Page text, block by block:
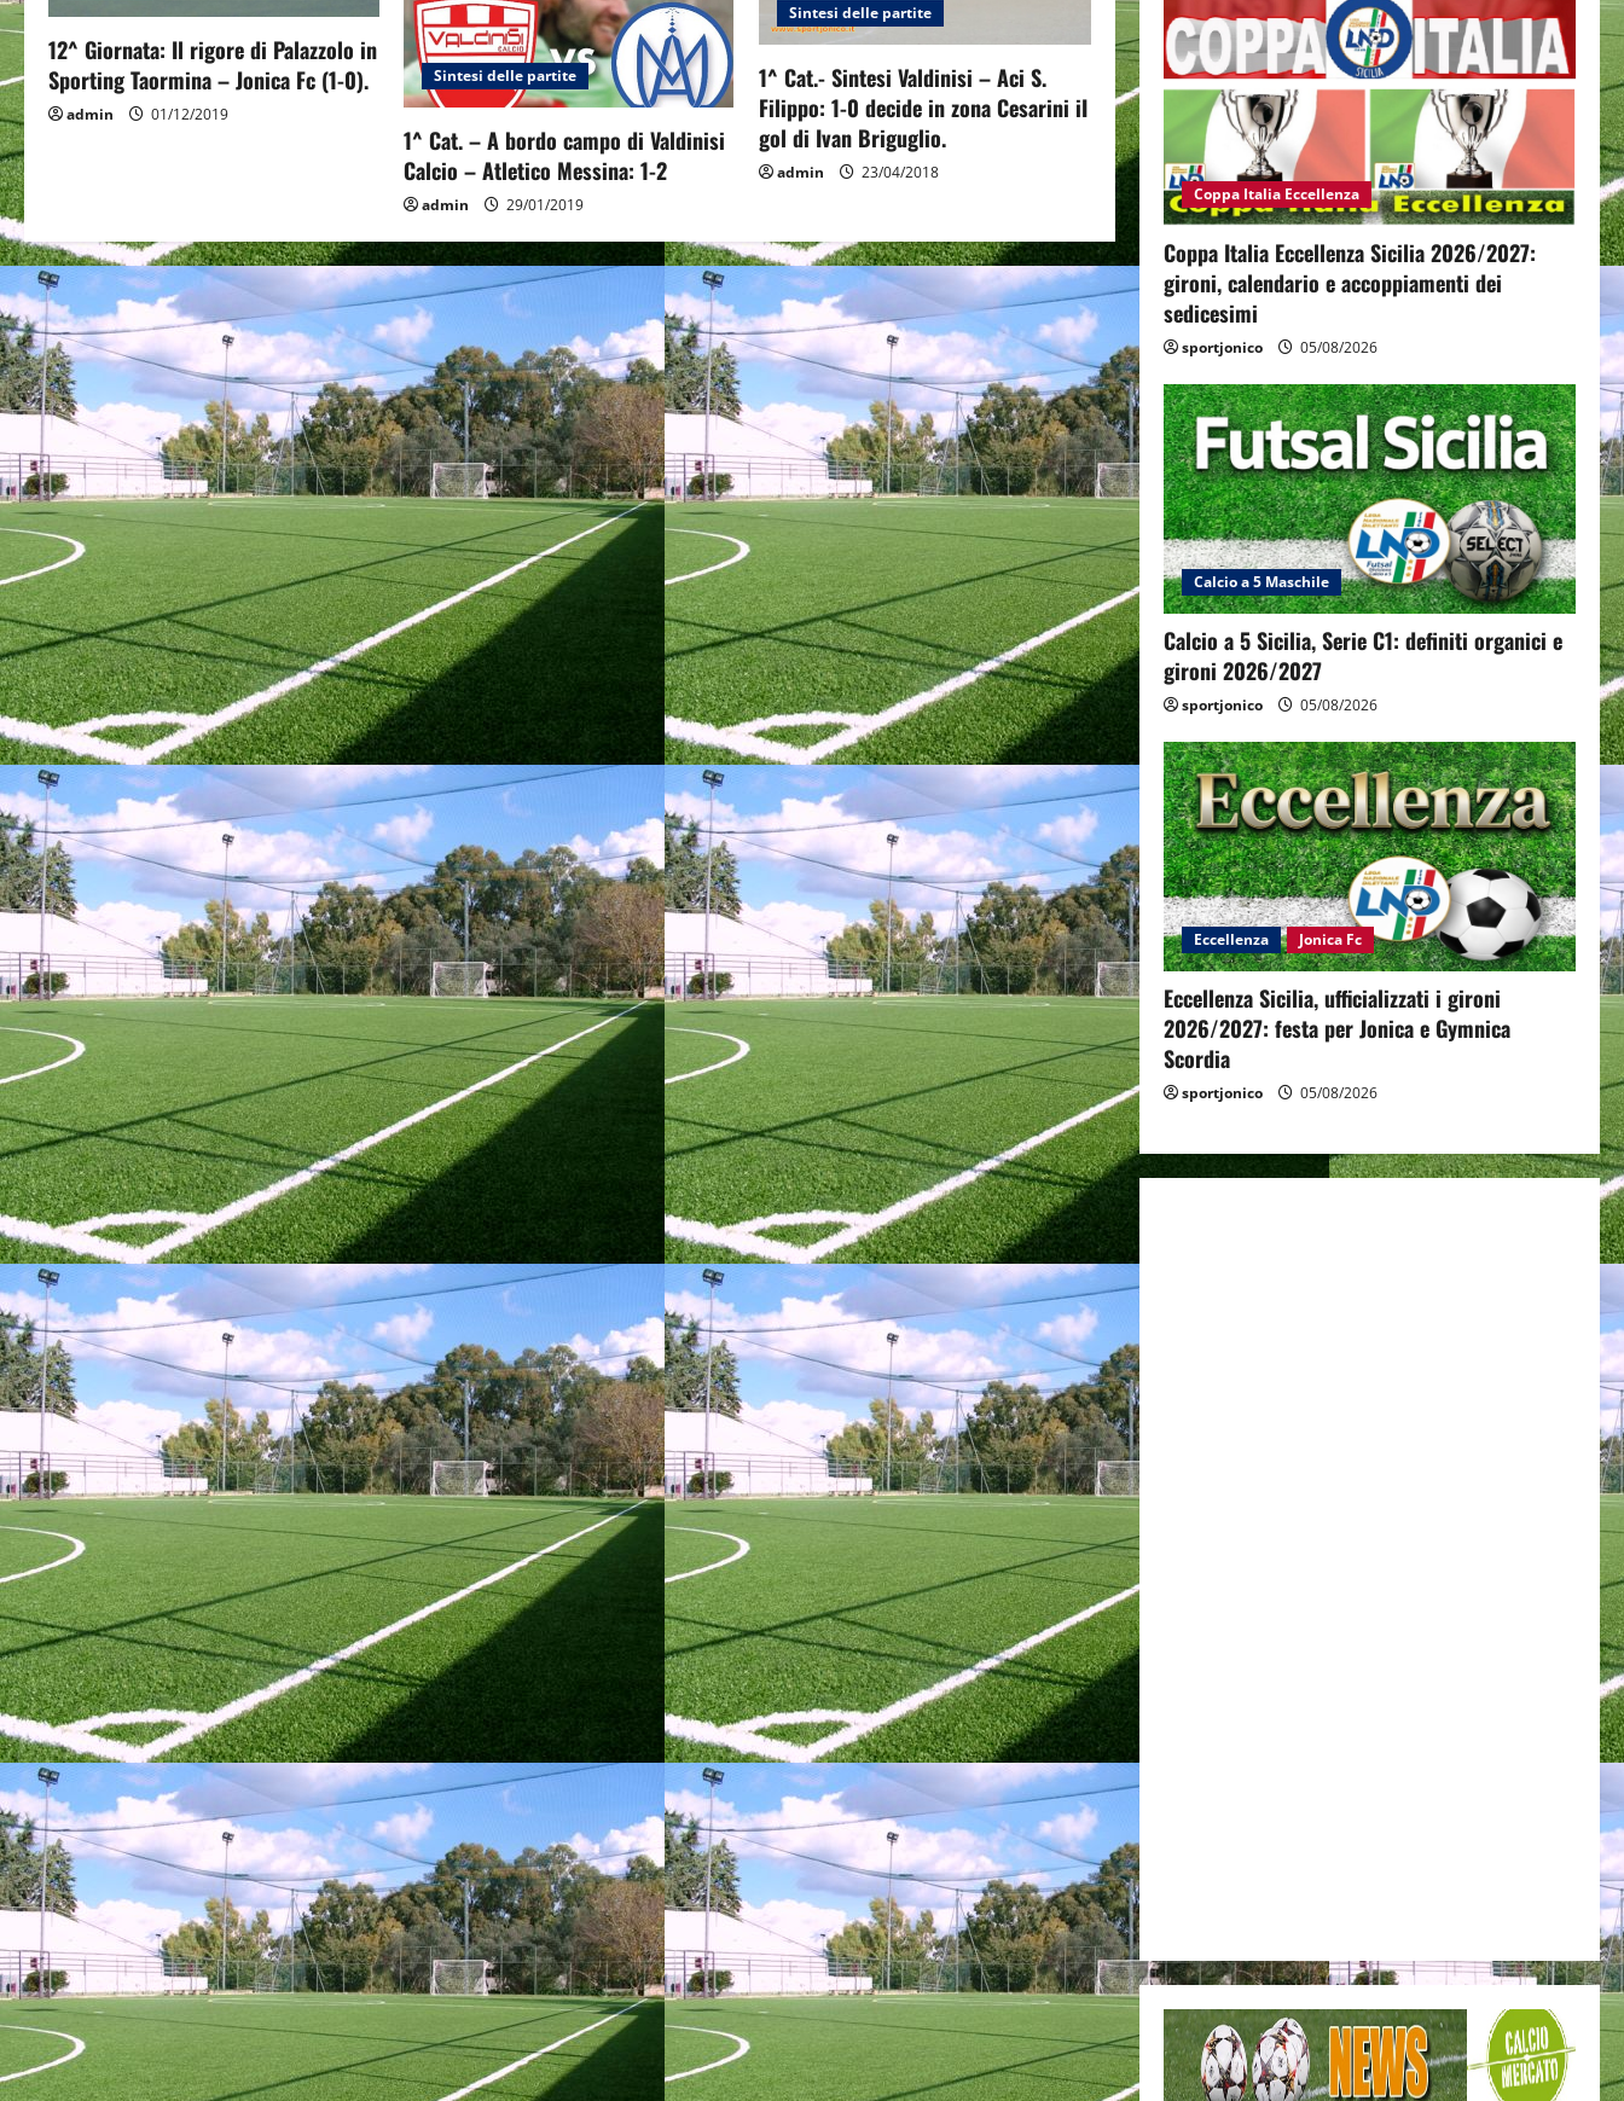
g
a
t
o
n
12^ Giornata: Il rigore di Palazzolo in
Sporting Taormina – Jonica Fc (1-0).
admin 01/12/2019
Sintesi delle partite
1^ Cat. – A bordo campo di Valdinisi
Calcio – Atletico Messina: 1-2
admin 29/01/2019
Sintesi delle partite
1^ Cat.- Sintesi Valdinisi – Aci S.
Filippo: 1-0 decide in zona Cesarini iI
gol di Ivan Briguglio.
admin 23/04/2018
Coppa Italia Eccellenza
Coppa Italia Eccellenza Sicilia 2026/2027:
gironi, calendario e accoppiamenti dei
sedicesimi
sportjonico 05/08/2026
Calcio a 5 Maschile
Calcio a 5 Sicilia, Serie C1: definiti organici e
gironi 2026/2027
sportjonico 05/08/2026
Eccellenza Jonica Fc
Eccellenza Sicilia, ufficializzati i gironi
2026/2027: festa per Jonica e Gymnica
Scordia
sportjonico 05/08/2026